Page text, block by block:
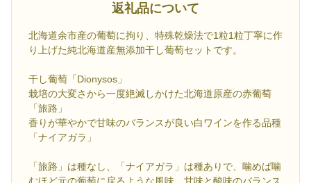
返礼品について
北海道余市産の葡萄に拘り、特殊乾燥法で1粒1粒丁寧に作
り上げた純北海道産無添加干し葡萄セットです。
干し葡萄「Dionysos」
栽培の大変さから一度絶滅しかけた北海道原産の赤葡萄
「旅路」
香りが華やかで甘味のバランスが良い白ワインを作る品種
「ナイアガラ」
「旅路」は種なし、「ナイアガラ」は種ありで、噛めば噛